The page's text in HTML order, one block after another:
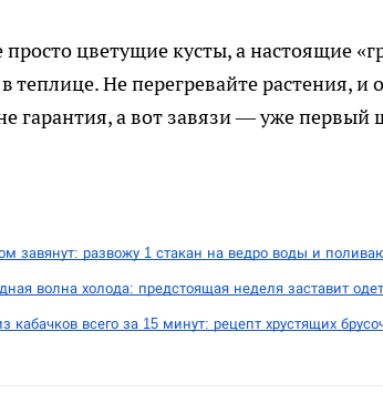
просто цветущие кусты, а настоящие
теплице. Не перегревайте растения, и
гарантия, а вот завязи — уже первый
завянут: развожу 1 стакан на ведро воды и
волна холода: предстоящая неделя заставит
кабачков всего за 15 минут: рецепт хрустящих